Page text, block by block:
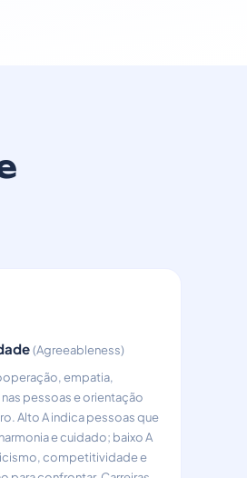
(Agreeableness)
empatia,
pessoas e orientação
Alto A indica pessoas que
e cuidado; baixo A
competitividade e